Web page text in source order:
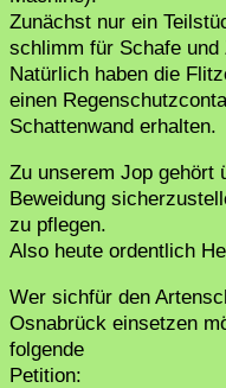
Zunächst nur ein
schlimm für Schafe und
Natürlich haben die
einen
Schattenwand erhalten.
Zu unserem Jop gehört
Beweidung
zu pflegen.
Also heute ordentlich
Wer sichfür den
Osnabrück einsetzen
folgende
Petition: